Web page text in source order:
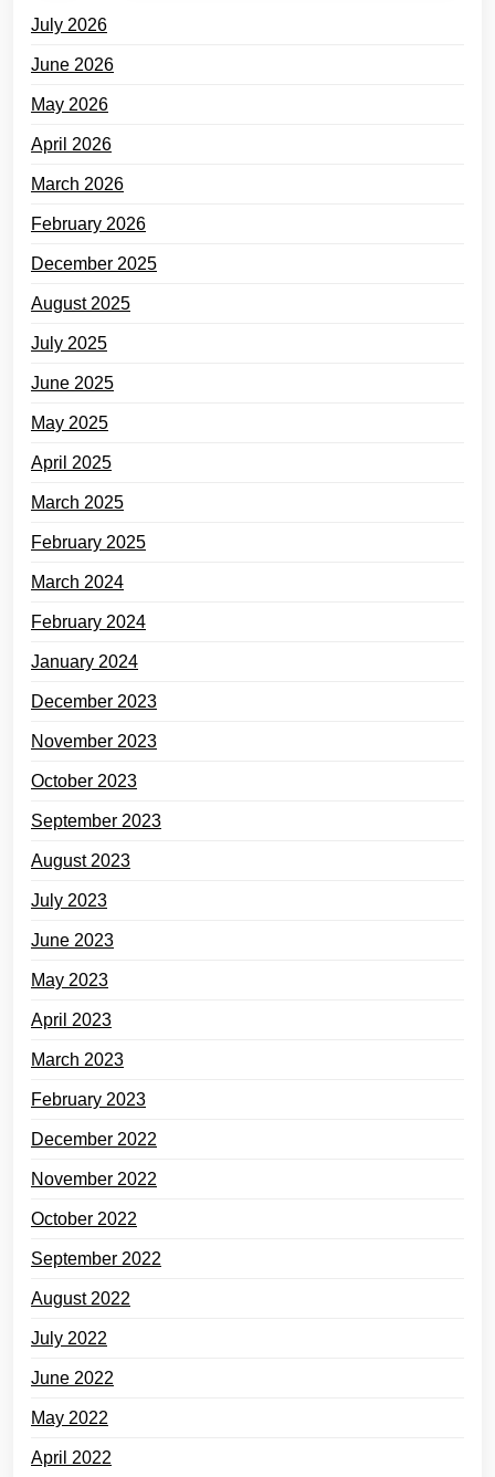
July 2026
June 2026
May 2026
April 2026
March 2026
February 2026
December 2025
August 2025
July 2025
June 2025
May 2025
April 2025
March 2025
February 2025
March 2024
February 2024
January 2024
December 2023
November 2023
October 2023
September 2023
August 2023
July 2023
June 2023
May 2023
April 2023
March 2023
February 2023
December 2022
November 2022
October 2022
September 2022
August 2022
July 2022
June 2022
May 2022
April 2022